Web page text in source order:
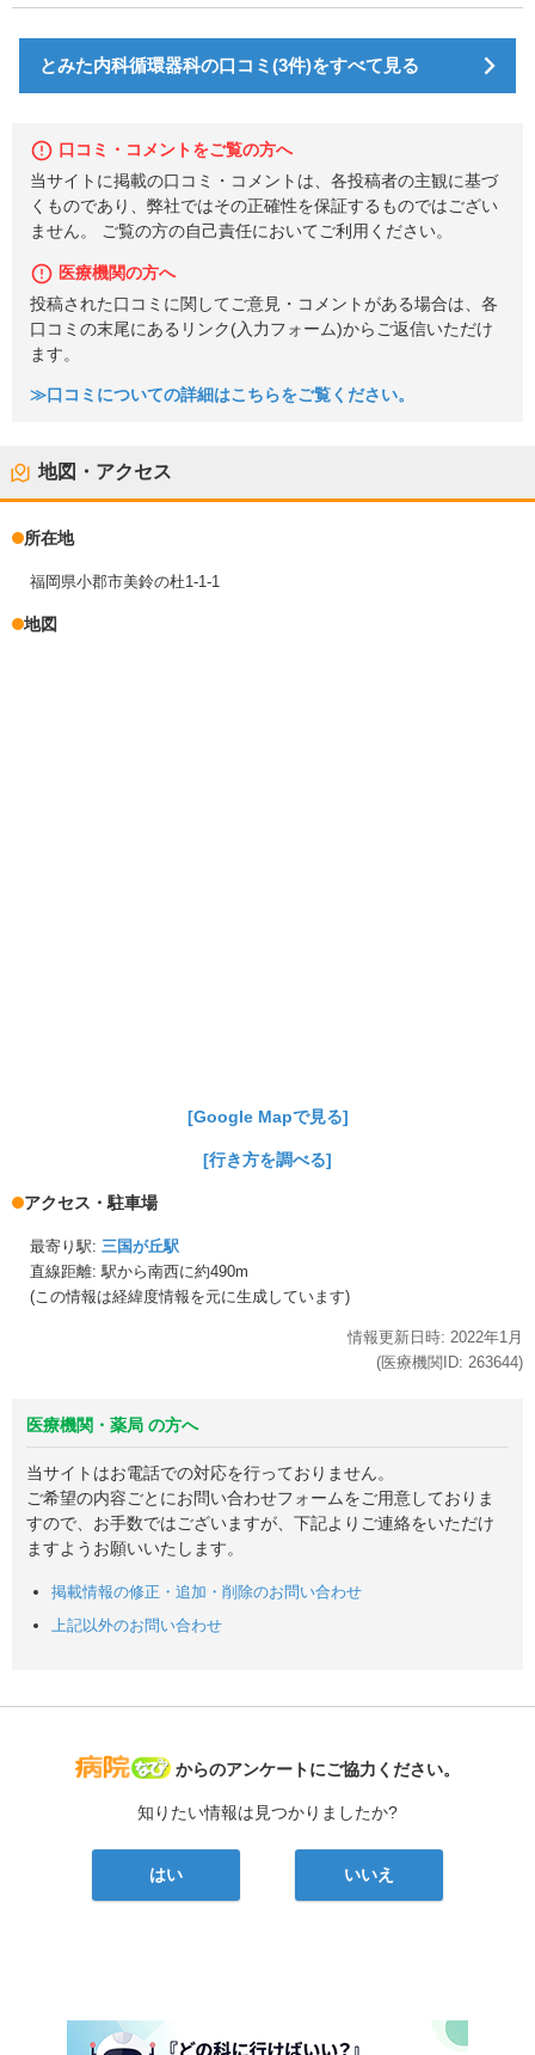
とみた内科循環器科の口コミ(3件)をすべて見る
口コミ・コメントをご覧の方へ
当サイトに掲載の口コミ・コメントは、各投稿者の主観に基づ
くものであり、弊社ではその正確性を保証するものではござい
ません。 ご覧の方の自己責任においてご利用ください。
医療機関の方へ
投稿された口コミに関してご意見・コメントがある場合は、各
口コミの末尾にあるリンク(入力フォーム)からご返信いただけ
ます。
≫口コミについての詳細はこちらをご覧ください。
地図・アクセス
所在地
福岡県小郡市美鈴の杜1-1-1
地図
[Google Mapで見る]
[行き方を調べる]
アクセス・駐車場
最寄り駅: 三国が丘駅
直線距離: 駅から南西に約490m
(この情報は経緯度情報を元に生成しています)
情報更新日時: 2022年1月
(医療機関ID: 263644)
医療機関・薬局 の方へ
当サイトはお電話での対応を行っておりません。
ご希望の内容ごとにお問い合わせフォームをご用意しておりま
すので、お手数ではございますが、下記よりご連絡をいただけ
ますようお願いいたします。
掲載情報の修正・追加・削除のお問い合わせ
上記以外のお問い合わせ
病院なび
からのアンケートにご協力ください。
知りたい情報は見つかりましたか?
はい いいえ